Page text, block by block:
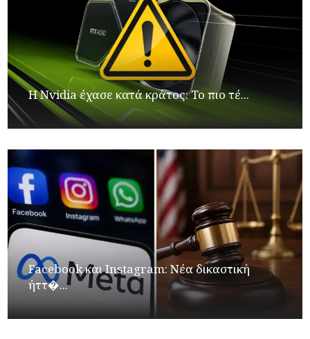
Η Nvidia έχασε κατά κράτος: Το πιο τέ...
Facebook και Instagram: Νέα δικαστική
ήττ�...